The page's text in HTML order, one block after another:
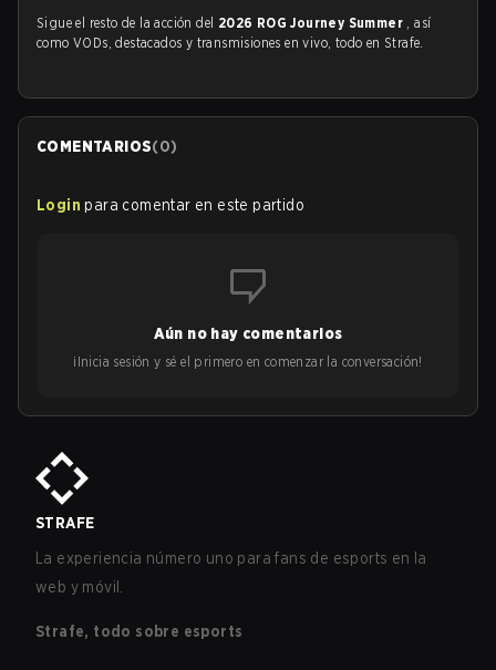
Sigue el resto de la acción del 2026 ROG Journey Summer , así
como VODs, destacados y transmisiones en vivo, todo en Strafe.
COMENTARIOS(0)
Login para comentar en este partido
Aún no hay comentarios
¡Inicia sesión y sé el primero en comenzar la conversación!
STRAFE
La experiencia número uno para fans de esports en la
web y móvil.
Strafe, todo sobre esports